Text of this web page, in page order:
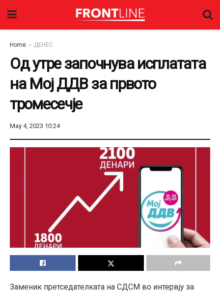
Home ДЕНЕС
Од утре започнува исплатата
на Мој ДДВ за првото
тромесечје
May 4, 2023 10:24
Заменик претседателката на СДСМ во интервју за